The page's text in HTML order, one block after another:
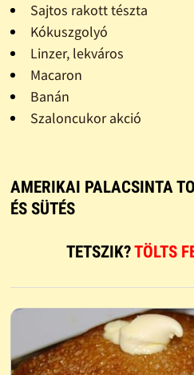
Sajtos rakott tészta
Kókuszgolyó
Linzer, lekváros
Macaron
Banán
Szaloncukor akció
AMERIKAI PALACSINTA
ÉS SÜTÉS
TETSZIK?TÖLTS